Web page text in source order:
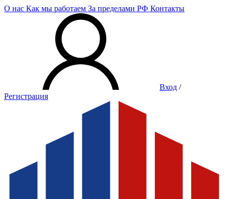
О нас Как мы работаем За пределами РФ Контакты
Вход /
Регистрация